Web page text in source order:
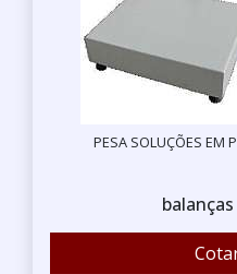
PESA SOLUÇÕES EM